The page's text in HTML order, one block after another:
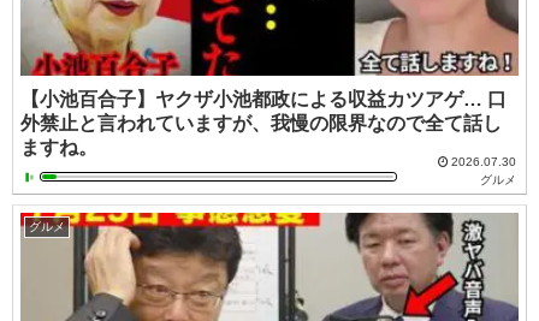
【小池百合子】ヤクザ小池都政による収益カツアゲ… 口
外禁止と言われていますが、我慢の限界なので全て話し
ますね。
2026.07.30
グルメ
グルメ